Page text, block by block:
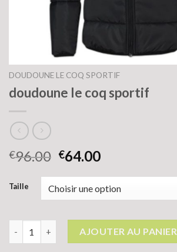
DOUDOUNE LE COQ SPORTIF
doudoune le coq sportif
€96.00 €64.00
Taille
quantité de doudoune le coq sportif
AJOUTER AU PANIER